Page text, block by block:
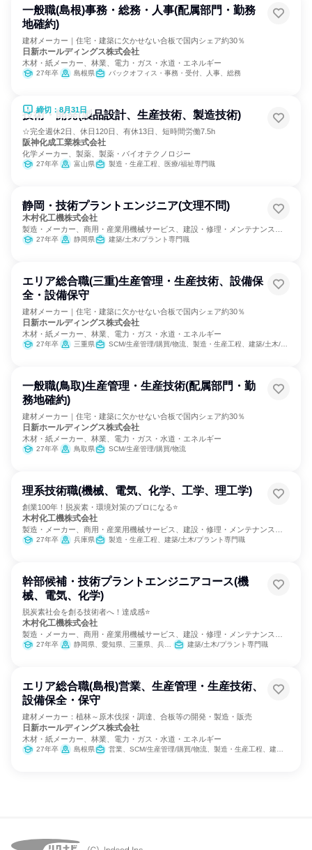
一般職(島根)事務・総務・人事(配属部門・勤務
地確約)
建材メーカー｜住宅・建築に欠かせない合板で国内シェア約30％
日新ホールディングス株式会社
木材・紙メーカー、林業、電力・ガス・水道・エネルギー
27年卒 島根県 バックオフィス・事務・受付、人事、総務
締切：8月31日
技術・開発(製品設計、生産技術、製造技術)
☆完全週休2日、休日120日、有休13日、短時間労働7.5h
阪神化成工業株式会社
化学メーカー、製薬、製薬・バイオテクノロジー
27年卒 富山県 製造・生産工程、医療/福祉専門職
静岡・技術プラントエンジニア(文理不問)
木村化工機株式会社
製造・メーカー、商用・産業用機械サービス、建設・修理・メンテナンスサ
ービス27年卒 静岡県 建築/土木/プラント専門職
エリア総合職(三重)生産管理・生産技術、設備保
全・設備保守
建材メーカー｜住宅・建築に欠かせない合板で国内シェア約30％
日新ホールディングス株式会社
木材・紙メーカー、林業、電力・ガス・水道・エネルギー
27年卒 三重県 SCM/生産管理/購買/物流、製造・生産工程、建築/土木/プラント専門職
一般職(鳥取)生産管理・生産技術(配属部門・勤
務地確約)
建材メーカー｜住宅・建築に欠かせない合板で国内シェア約30％
日新ホールディングス株式会社
木材・紙メーカー、林業、電力・ガス・水道・エネルギー
27年卒 鳥取県 SCM/生産管理/購買/物流
理系技術職(機械、電気、化学、工学、理工学)
創業100年！脱炭素・環境対策のプロになる⭐
木村化工機株式会社
製造・メーカー、商用・産業用機械サービス、建設・修理・メンテナンスサ
ービス27年卒 兵庫県 製造・生産工程、建築/土木/プラント専門職
幹部候補・技術プラントエンジニアコース(機
械、電気、化学)
脱炭素社会を創る技術者へ！達成感⭐
木村化工機株式会社
製造・メーカー、商用・産業用機械サービス、建設・修理・メンテナンスサ
ービス27年卒 静岡県、愛知県、三重県、兵庫県、山口県、愛媛県、大分県 建築/土木/プラント専門職
エリア総合職(島根)営業、生産管理・生産技術、
設備保全・保守
建材メーカー：植林～原木伐採・調達、合板等の開発・製造・販売
日新ホールディングス株式会社
木材・紙メーカー、林業、電力・ガス・水道・エネルギー
27年卒 島根県 営業、SCM/生産管理/購買/物流、製造・生産工程、建築/土木/プラント専門職